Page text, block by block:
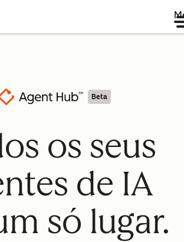
Beta
os seus
de IA
só lugar.